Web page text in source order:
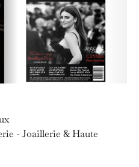
- Joaillerie & Haute